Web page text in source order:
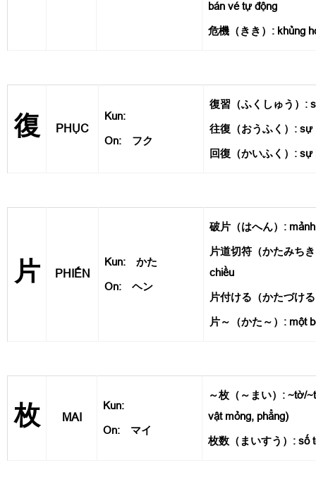
bán vé tự động
危機（きき）: khủng
復 PHỤC
Kun:
On: フク
復習（ふくしゅう）:
往復（おうふく）: sự
回復（かいふく）: sự
片 PHIẾN
Kun: かた
On: ヘン
破片（はへん）:
片道切符（かたみち
chiều
片付ける（かたづけ
片～（かた～）: một
枚 MAI
Kun:
On: マイ
～枚（～まい）: ~tờ/
vật mỏng, phẳng)
枚数（まいすう）: số